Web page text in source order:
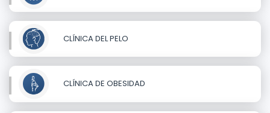
CLÍNICA DEL PELO
CLÍNICA DE OBESIDAD